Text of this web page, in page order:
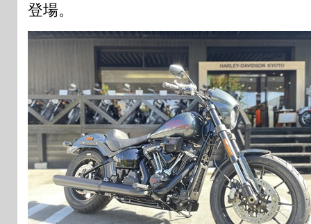
登場。